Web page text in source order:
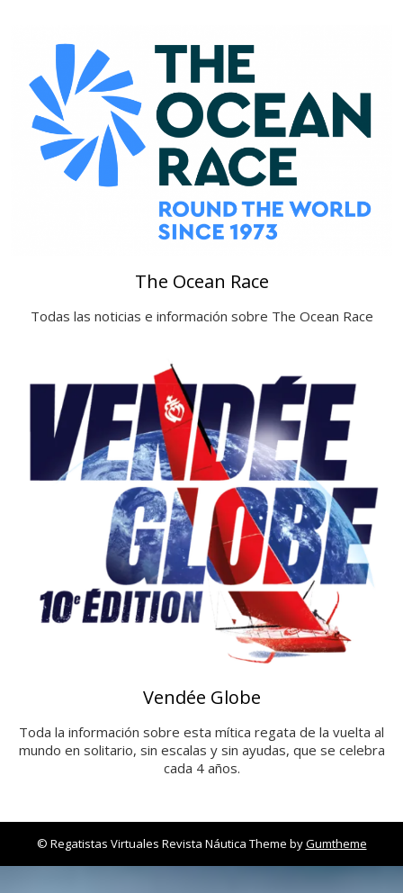
The Ocean Race
Todas las noticias e información sobre The Ocean Race
Vendée Globe
Toda la información sobre esta mítica regata de la vuelta al
mundo en solitario, sin escalas y sin ayudas, que se celebra
cada 4 años.
© Regatistas Virtuales Revista Náutica Theme byGumtheme